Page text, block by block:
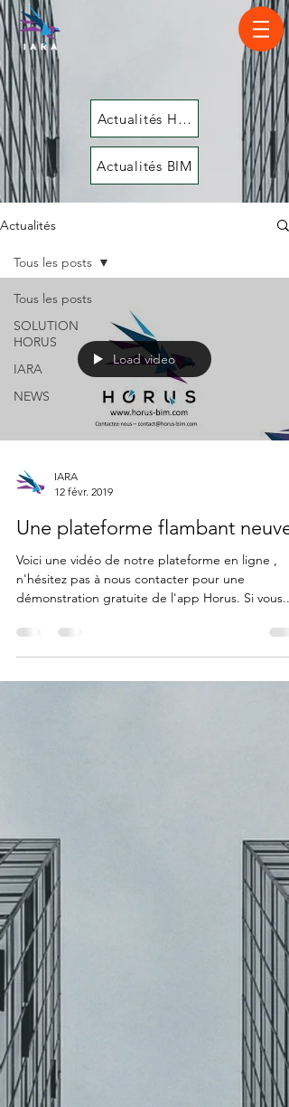
Actualités HORUS
Actualités BIM
Actualités
Tous les posts
SOLUTION
HORUS
IARA
NEWS
Tous les posts
Load video
IARA
12 févr. 2019
Une plateforme flambant neuve
Voici une vidéo de notre plateforme en ligne ,
n'hésitez pas à nous contacter pour une
démonstration gratuite de l'app Horus. Si vous...